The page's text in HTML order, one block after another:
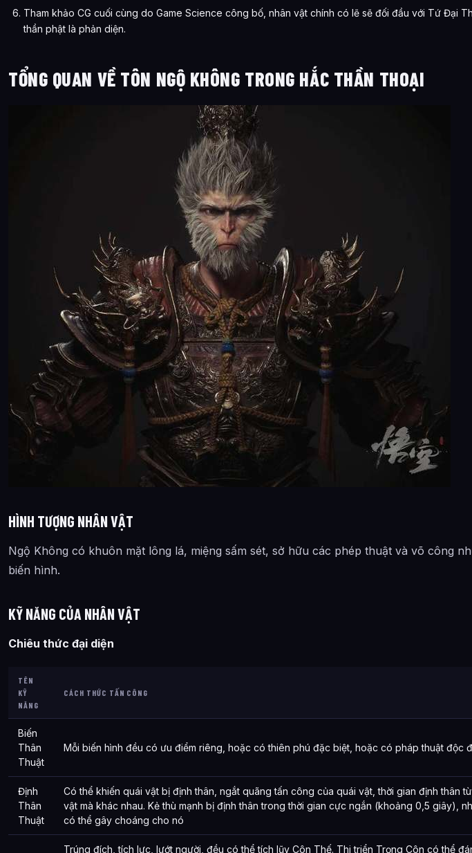
Tham khảo CG cuối cùng do Game Science công bố, nhân vật chính có lẽ sẽ đối đầu với Tứ Đại
thần phật là phản diện.
TỔNG QUAN VỀ TÔN NGỘ KHÔNG TRONG HẮC THẦN THOẠI
HÌNH TƯỢNG NHÂN VẬT
Ngộ Không có khuôn mặt lông lá, miệng sấm sét, sở hữu các phép thuật và võ công
biến hình.
KỸ NĂNG CỦA NHÂN VẬT
Chiêu thức đại diện
TÊN
KỸ
NĂNG
CÁCH THỨC TẤN CÔNG
Biến
Thân
Thuật
Mỗi biến hình đều có ưu điểm riêng, hoặc có thiên phú đặc biệt, hoặc có pháp thuật độc
Định
Thân
Thuật
Có thể khiến quái vật bị định thân, ngắt quãng tấn công của quái vật, thời gian định thân
vật mà khác nhau. Kẻ thù mạnh bị định thân trong thời gian cực ngắn (khoảng 0,5 giây),
có thể gây choáng cho nó
Trúng đích, tích lực, lướt người, đều có thể tích lũy Côn Thế. Thi triển Trọng Côn có thể